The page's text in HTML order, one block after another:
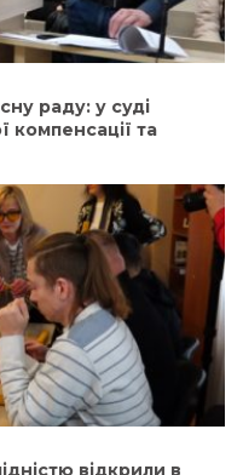
раду: у суді
компенсації та
відкрили в